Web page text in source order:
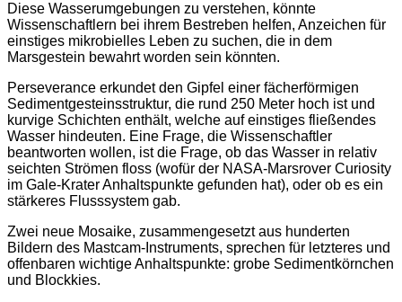
Diese Wasserumgebungen zu verstehen, könnte
Wissenschaftlern bei ihrem Bestreben helfen, Anzeichen für
einstiges mikrobielles Leben zu suchen, die in dem
Marsgestein bewahrt worden sein könnten.
Perseverance erkundet den Gipfel einer fächerförmigen
Sedimentgesteinsstruktur, die rund 250 Meter hoch ist und
kurvige Schichten enthält, welche auf einstiges fließendes
Wasser hindeuten. Eine Frage, die Wissenschaftler
beantworten wollen, ist die Frage, ob das Wasser in relativ
seichten Strömen floss (wofür der NASA-Marsrover Curiosity
im Gale-Krater Anhaltspunkte gefunden hat), oder ob es ein
stärkeres Flusssystem gab.
Zwei neue Mosaike, zusammengesetzt aus hunderten
Bildern des Mastcam-Instruments, sprechen für letzteres und
offenbaren wichtige Anhaltspunkte: grobe Sedimentkörnchen
und Blockkies.